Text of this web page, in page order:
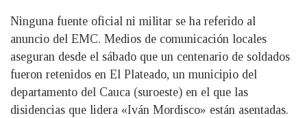
Ninguna fuente oficial ni militar se ha referido al
anuncio del EMC. Medios de comunicación locales
aseguran desde el sábado que un centenario de soldados
fueron retenidos en El Plateado, un municipio del
departamento del Cauca (suroeste) en el que las
disidencias que lidera «Iván Mordisco» están asentadas.